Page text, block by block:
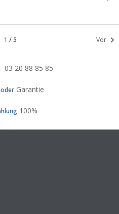
1 /5 Vor
03 20 88 85 85
Garantie
100%